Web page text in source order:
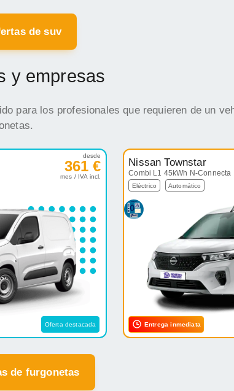
de suv
y empresas
para los profesionales que requieren de un
desde
361 €
mes / IVA incl.
Oferta destacada
Nissan Townstar
Combi L1 45kWh N-Connecta
Eléctrico Automático
Entrega inmediata
de furgonetas